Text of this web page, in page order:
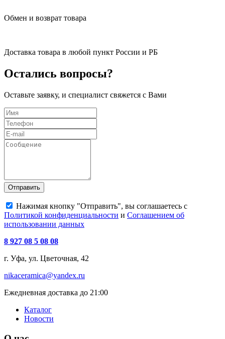
Обмен и возврат товара
Доставка товара в любой пункт России и РБ
Остались вопросы?
Оставьте заявку, и специалист свяжется с Вами
Отправить
Нажимая кнопку "Отправить", вы соглашаетесь с
Политикой конфиденциальности и Соглашением об
использовании данных
8 927 08 5 08 08
г. Уфа, ул. Цветочная, 42
nikaceramica@yandex.ru
Ежедневная доставка до 21:00
Каталог
Новости